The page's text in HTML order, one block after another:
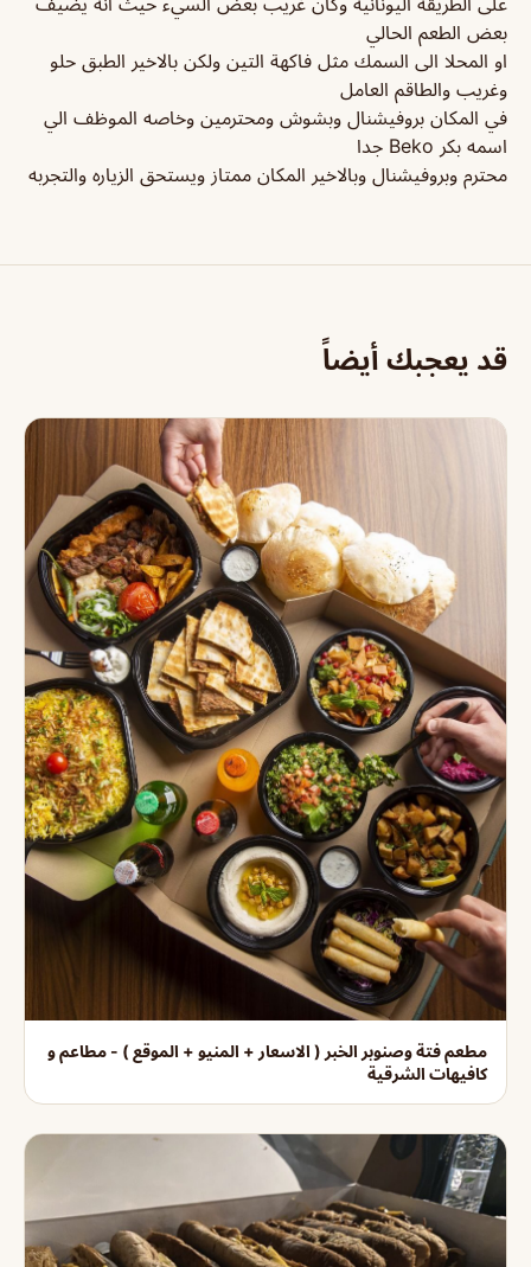
بعض الطعم الحالي
او المحلا الى السمك مثل فاكهة التين ولكن بالاخير الطبق حلو
وغريب والطاقم العامل
في المكان بروفيشنال وبشوش ومحترمين وخاصه الموظف الي
اسمه بكر Beko جدا
محترم وبروفيشنال وبالاخير المكان ممتاز ويستحق الزياره والتجربه
قد يعجبك أيضاً
مطعم فتة وصنوبر الخبر ( الاسعار + المنيو + الموقع ) - مطاعم و
كافيهات الشرقية